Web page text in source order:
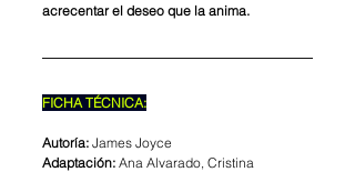
acrecentar el deseo que la anima.
FICHA TÉCNICA:
Autoría: James Joyce
Adaptación: Ana Alvarado, Cristina